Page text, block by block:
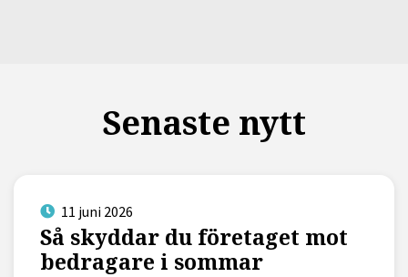
Senaste nytt
11 juni 2026
Så skyddar du företaget mot
bedragare i sommar